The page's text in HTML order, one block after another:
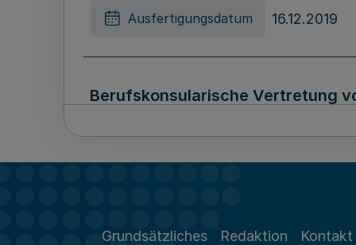
Ausfertigungsdatum 16.12.2019
Berufskonsularische Vertretung
2 – 01.13 – 1/19 –
Grundsätzliches Redaktion Kontakt